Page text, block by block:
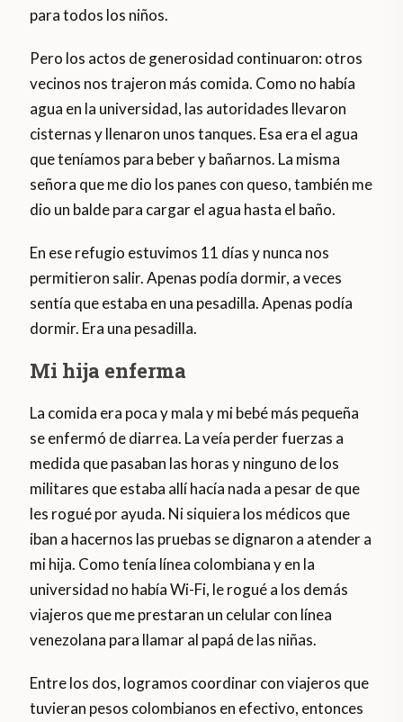
para todos los niños.
Pero los actos de generosidad continuaron: otros
vecinos nos trajeron más comida. Como no había
agua en la universidad, las autoridades llevaron
cisternas y llenaron unos tanques. Esa era el agua
que teníamos para beber y bañarnos. La misma
señora que me dio los panes con queso, también me
dio un balde para cargar el agua hasta el baño.
En ese refugio estuvimos 11 días y nunca nos
permitieron salir. Apenas podía dormir, a veces
sentía que estaba en una pesadilla. Apenas podía
dormir. Era una pesadilla.
Mi hija enferma
La comida era poca y mala y mi bebé más pequeña
se enfermó de diarrea. La veía perder fuerzas a
medida que pasaban las horas y ninguno de los
militares que estaba allí hacía nada a pesar de que
les rogué por ayuda. Ni siquiera los médicos que
iban a hacernos las pruebas se dignaron a atender a
mi hija. Como tenía línea colombiana y en la
universidad no había Wi-Fi, le rogué a los demás
viajeros que me prestaran un celular con línea
venezolana para llamar al papá de las niñas.
Entre los dos, logramos coordinar con viajeros que
tuvieran pesos colombianos en efectivo, entonces